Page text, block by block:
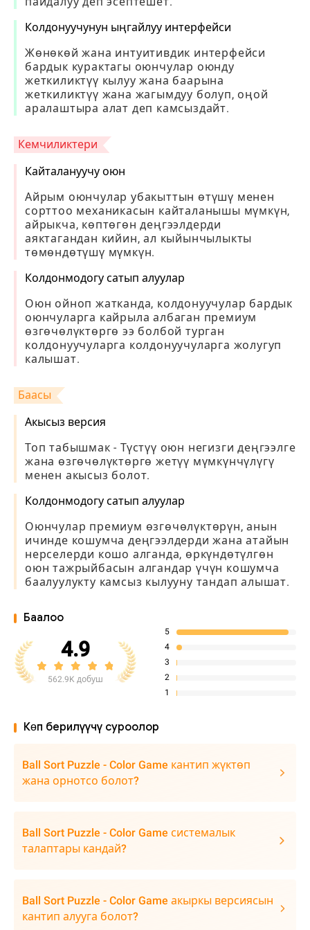
Колдонуучунун ыңгайлуу интерфейси
Жөнөкөй жана интуитивдик интерфейси
бардык курактагы оюнчулар оюнду
жеткиликтүү кылуу жана баарына
жеткиликтүү жана жагымдуу болуп, оңой
аралаштыра алат деп камсыздайт.
Кемчиликтери
Кайталануучу оюн
Айрым оюнчулар убакыттын өтүшү менен
сорттоо механикасын кайталанышы мүмкүн,
айрыкча, көптөгөн деңгээлдерди
аяктагандан кийин, ал кыйынчылыкты
төмөндөтүшү мүмкүн.
Колдонмодогу сатып алуулар
Оюн ойноп жатканда, колдонуучулар бардык
оюнчуларга кайрыла албаган премиум
өзгөчөлүктөргө ээ болбой турган
колдонуучуларга колдонуучуларга жолугуп
калышат.
Баасы
Акысыз версия
Топ табышмак - Түстүү оюн негизги деңгээлге
жана өзгөчөлүктөргө жетүү мүмкүнчүлүгү
менен акысыз болот.
Колдонмодогу сатып алуулар
Оюнчулар премиум өзгөчөлүктөрүн, анын
ичинде кошумча деңгээлдерди жана атайын
нерселерди кошо алганда, өркүндөтүлгөн
оюн тажрыйбасын алгандар үчүн кошумча
баалуулукту камсыз кылууну тандап алышат.
Баалоо
4.9
562.9K добуш
5
4
3
2
1
Көп берилүүчү суроолор
Ball Sort Puzzle - Color Game кантип жүктөп
жана орнотсо болот?
Ball Sort Puzzle - Color Game системалык
талаптары кандай?
Ball Sort Puzzle - Color Game акыркы версиясын
кантип алууга болот?